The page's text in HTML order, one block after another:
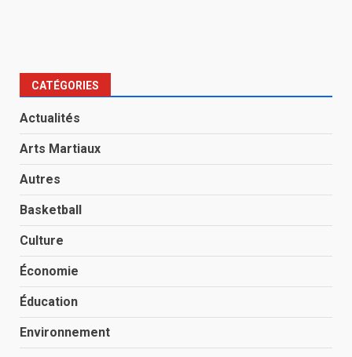
CATÉGORIES
Actualités
Arts Martiaux
Autres
Basketball
Culture
Économie
Éducation
Environnement